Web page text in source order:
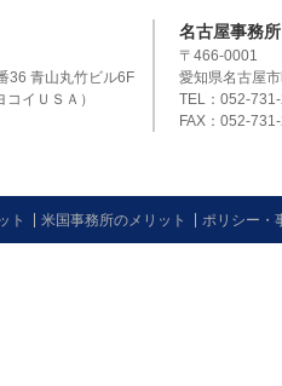
36 青山丸竹ビル6F
イＵＳＡ）
名古屋事務所
〒466-0001
愛知県名古屋
TEL：052-
FAX：052-
ト 米国事務所のメリット ポリシー・